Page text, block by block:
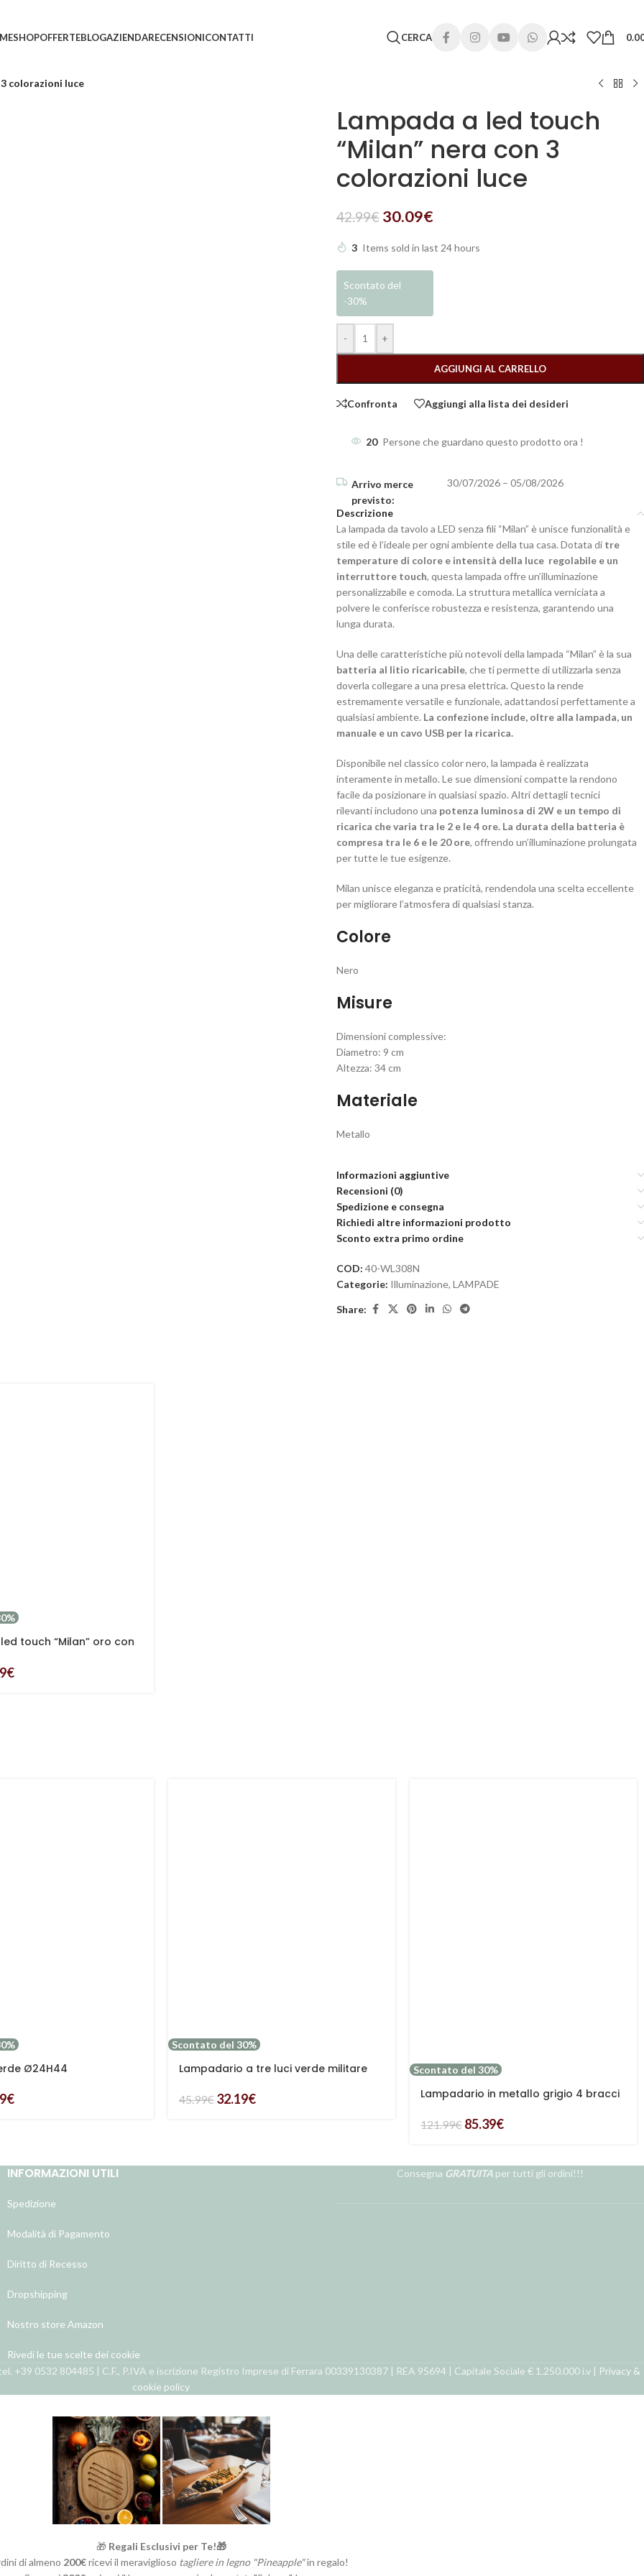
SHOPOFFERTEBLOGAZIENDARECENSIONICONTATTI CERCA
3 colorazioni luce
Lampada a led touch
“Milan” nera con 3
colorazioni luce
42.99€ 30.09€
3 Items sold in last 24 hours
Scontato del
-30%
- +
AGGIUNGI AL CARRELLO
Confronta Aggiungi alla lista dei desideri
20 Persone che guardano questo prodotto ora !
30/07/2026 – 05/08/2026
Descrizione
La lampada da tavolo a LED senza fili “Milan” è unisce funzionalità e
stile ed è l’ideale per ogni ambiente della tua casa. Dotata di tre
temperature di colore e intensità della luce regolabile e un
interruttore touch, questa lampada offre un’illuminazione
personalizzabile e comoda. La struttura metallica verniciata a
polvere le conferisce robustezza e resistenza, garantendo una
lunga durata.
Una delle caratteristiche più notevoli della lampada “Milan” è la sua
batteria al litio ricaricabile, che ti permette di utilizzarla senza
doverla collegare a una presa elettrica. Questo la rende
estremamente versatile e funzionale, adattandosi perfettamente a
qualsiasi ambiente. La confezione include, oltre alla lampada, un
manuale e un cavo USB per la ricarica.
Disponibile nel classico color nero, la lampada è realizzata
interamente in metallo. Le sue dimensioni compatte la rendono
facile da posizionare in qualsiasi spazio. Altri dettagli tecnici
rilevanti includono una potenza luminosa di 2W e un tempo di
ricarica che varia tra le 2 e le 4 ore. La durata della batteria è
compresa tra le 6 e le 20 ore, offrendo un’illuminazione prolungata
per tutte le tue esigenze.
Milan unisce eleganza e praticità, rendendola una scelta eccellente
per migliorare l’atmosfera di qualsiasi stanza.
Colore
Nero
Misure
Dimensioni complessive:
Diametro: 9 cm
Altezza: 34 cm
Materiale
Metallo
Informazioni aggiuntive
Recensioni (0)
Spedizione e consegna
Richiedi altre informazioni prodotto
Sconto extra primo ordine
COD: 40-WL308N
Categorie: Illuminazione, LAMPADE
Share:
touch “Milan” oro con
€
Ø24H44
€
Scontato del 30%
Lampadario a tre luci verde militare
45.99€ 32.19€
Scontato del 30%
Lampadario in metallo grigio 4 bracci
121.99€ 85.39€
INFORMAZIONI UTILI
Spedizione
Modalità di Pagamento
Diritto di Recesso
Dropshipping
Nostro store Amazon
Rivedi le tue scelte dei cookie
Consegna GRATUITA per tutti gli ordini!!!
+39 0532 804485 | C.F., P.IVA e iscrizione Registro Imprese di Ferrara 00339130387 | REA 95694 | Capitale Sociale € 1.250.000 i.v | Privacy &
cookie policy
🎁 Regali Esclusivi per Te!🎁
di almeno 200€ricevi il meraviglioso tagliere in legno "Pineapple"in regalo!